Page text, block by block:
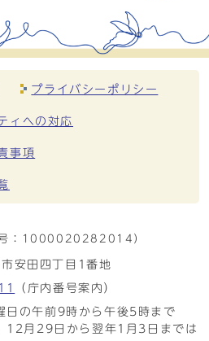
プライバシーポリシー
ィへの対応
事項
： 1000020282014）
安田四丁目1番地
（庁内番号案内）
日の午前9時から午後5時まで
12月29日から翌年1月3日までは